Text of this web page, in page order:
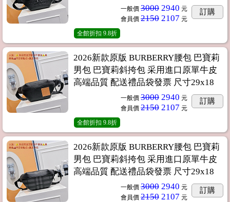
一般價 3000 2940 元
會員價 2150 2107 元
訂購
全館折扣 9.8折
2026新款原版 BURBERRY腰包 巴寶莉
男包 巴寶莉斜挎包 采用進口原單牛皮
高端品質 配送禮品袋發票 尺寸29x18
一般價 3000 2940 元
會員價 2150 2107 元
訂購
全館折扣 9.8折
2026新款原版 BURBERRY腰包 巴寶莉
男包 巴寶莉斜挎包 采用進口原單牛皮
高端品質 配送禮品袋發票 尺寸29x18
一般價 3000 2940 元
會員價 2150 2107 元
訂購